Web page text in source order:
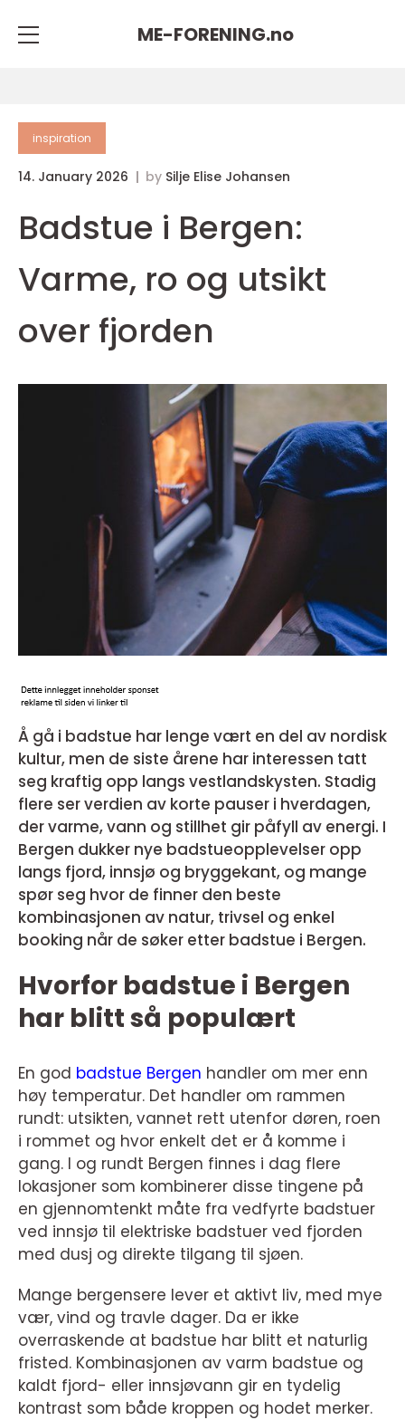
ME-FORENING.no
inspiration
14. January 2026 by Silje Elise Johansen
Badstue i Bergen:
Varme, ro og utsikt
over fjorden
Å gå i badstue har lenge vært en del av nordisk
kultur, men de siste årene har interessen tatt
seg kraftig opp langs vestlandskysten. Stadig
flere ser verdien av korte pauser i hverdagen,
der varme, vann og stillhet gir påfyll av energi. I
Bergen dukker nye badstueopplevelser opp
langs fjord, innsjø og bryggekant, og mange
spør seg hvor de finner den beste
kombinasjonen av natur, trivsel og enkel
booking når de søker etter badstue i Bergen.
Hvorfor badstue i Bergen
har blitt så populært
En god badstue Bergen handler om mer enn
høy temperatur. Det handler om rammen
rundt: utsikten, vannet rett utenfor døren, roen
i rommet og hvor enkelt det er å komme i
gang. I og rundt Bergen finnes i dag flere
lokasjoner som kombinerer disse tingene på
en gjennomtenkt måte fra vedfyrte badstuer
ved innsjø til elektriske badstuer ved fjorden
med dusj og direkte tilgang til sjøen.
Mange bergensere lever et aktivt liv, med mye
vær, vind og travle dager. Da er ikke
overraskende at badstue har blitt et naturlig
fristed. Kombinasjonen av varm badstue og
kaldt fjord- eller innsjøvann gir en tydelig
kontrast som både kroppen og hodet merker.